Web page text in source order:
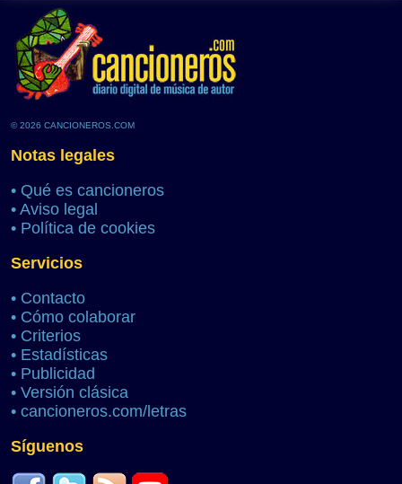
© 2026 CANCIONEROS.COM
Notas legales
• Qué es cancioneros
• Aviso legal
• Política de cookies
Servicios
• Contacto
• Cómo colaborar
• Criterios
• Estadísticas
• Publicidad
• Versión clásica
• cancioneros.com/letras
Síguenos